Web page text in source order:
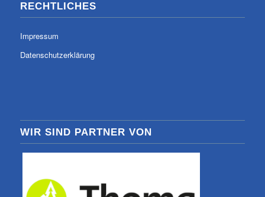
RECHTLICHES
Impressum
Datenschutzerklärung
WIR SIND PARTNER VON